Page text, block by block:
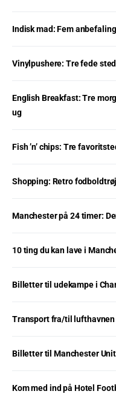
Indisk mad: Fem
Vinylpushere: Tre fede
English Breakfast: Tre
ug
Fish ’n’ chips: Tre
Shopping: Retro
Manchester på 24 timer:
10 ting du kan lave i
Billetter til udekampe i
Transport fra/til lufthavnen
Billetter til Manchester
Kom med ind på Hotel